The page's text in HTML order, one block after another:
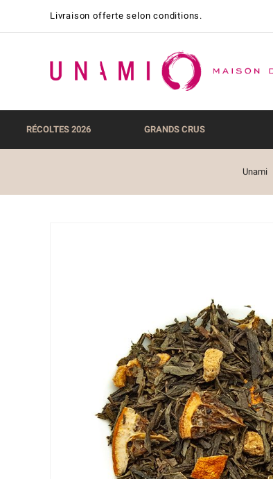
Livraison offerte selon conditions.
RÉCOLTES 2026 GRANDS CRUS
Unami